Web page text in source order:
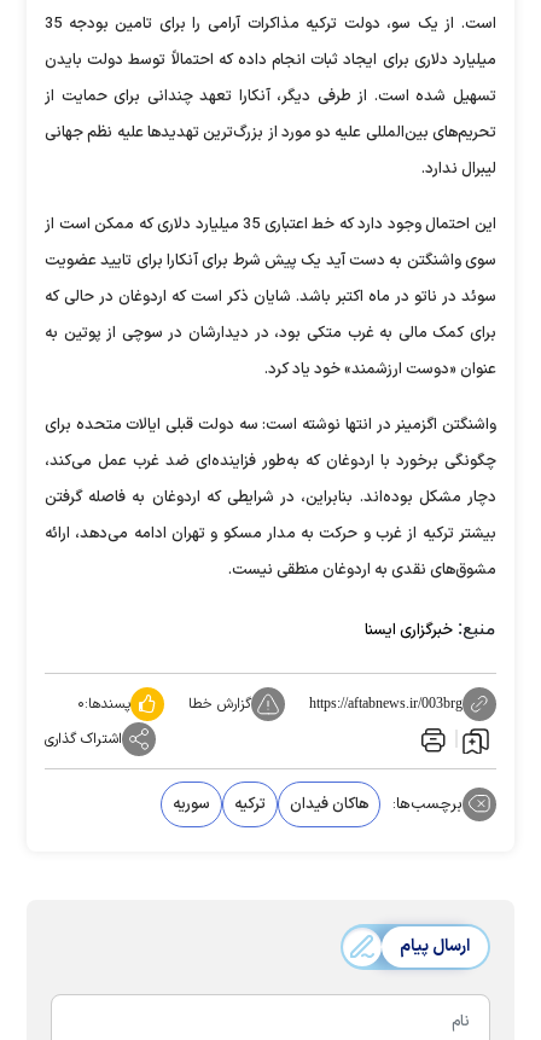
است. از یک سو، دولت ترکیه مذاکرات آرامی را برای تامین بودجه 35
میلیارد دلاری برای ایجاد ثبات انجام داده که احتمالاً توسط دولت بایدن
تسهیل شده است. از طرفی دیگر، آنکارا تعهد چندانی برای حمایت از
تحریم‌های بین‌المللی علیه دو مورد از بزرگ‌ترین تهدیدها علیه نظم جهانی
لیبرال ندارد.
این احتمال وجود دارد که خط اعتباری 35 میلیارد دلاری که ممکن است از
سوی واشنگتن به دست آید یک پیش شرط برای آنکارا برای تایید عضویت
سوئد در ناتو در ماه اکتبر باشد. شایان ذکر است که اردوغان در حالی که
برای کمک مالی به غرب متکی بود، در دیدارشان در سوچی از پوتین به
عنوان «دوست ارزشمند» خود یاد کرد.
واشنگتن اگزمینر در انتها نوشته است: سه دولت قبلی ایالات متحده برای
چگونگی برخورد با اردوغان که به‌طور فزاینده‌ای ضد غرب عمل می‌کند،
دچار مشکل بوده‌اند. بنابراین، در شرایطی که اردوغان به فاصله گرفتن
بیشتر ترکیه از غرب و حرکت به مدار مسکو و تهران ادامه می‌دهد، ارائه
مشوق‌های نقدی به اردوغان منطقی نیست.
منبع: خبرگزاری ایسنا
https://aftabnews.ir/003brg گزارش خطا پسندها:۰
اشتراک گذاری
برچسب‌ها: هاکان فیدان ترکیه سوریه
ارسال پیام